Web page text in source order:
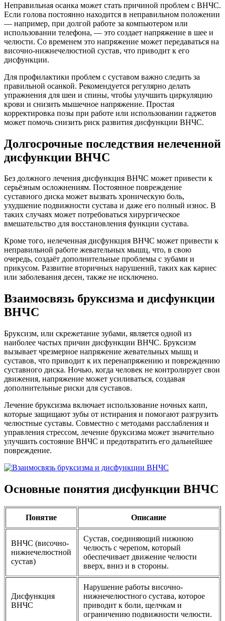
Неправильная осанка может стать причиной проблем с ВНЧС.
Если голова постоянно находится в неправильном положении
— например, при долгой работе за компьютером или
использовании телефона, — это создает напряжение в шее и
челюсти. Со временем это напряжение может передаваться на
височно-нижнечелюстной сустав, что приводит к его
дисфункции.
Для профилактики проблем с суставом важно следить за
правильной осанкой. Рекомендуется регулярно делать
упражнения для шеи и спины, чтобы улучшить циркуляцию
крови и снизить мышечное напряжение. Простая
корректировка позы при работе или использовании гаджетов
может помочь снизить риск развития дисфункции ВНЧС.
Долгосрочные последствия нелеченной
дисфункции ВНЧС
Без должного лечения дисфункция ВНЧС может привести к
серьёзным осложнениям. Постоянное повреждение
суставного диска может вызвать хроническую боль,
ухудшение подвижности сустава и даже его полный износ. В
таких случаях может потребоваться хирургическое
вмешательство для восстановления функции сустава.
Кроме того, нелеченная дисфункция ВНЧС может привести к
неправильной работе жевательных мышц, что, в свою
очередь, создаёт дополнительные проблемы с зубами и
прикусом. Развитие вторичных нарушений, таких как кариес
или заболевания десен, также не исключено.
Взаимосвязь бруксизма и дисфункции
ВНЧС
Бруксизм, или скрежетание зубами, является одной из
наиболее частых причин дисфункции ВНЧС. Бруксизм
вызывает чрезмерное напряжение жевательных мышц и
суставов, что приводит к их перенапряжению и повреждению
суставного диска. Ночью, когда человек не контролирует свои
движения, напряжение может усиливаться, создавая
дополнительные риски для суставов.
Лечение бруксизма включает использование ночных капп,
которые защищают зубы от истирания и помогают разгрузить
челюстные суставы. Совместно с методами расслабления и
управления стрессом, лечение бруксизма может значительно
улучшить состояние ВНЧС и предотвратить его дальнейшее
повреждение.
Основные понятия дисфункции ВНЧС
Понятие Описание
ВНЧС (височно-
нижнечелюстной
сустав)
Сустав, соединяющий нижнюю
челюсть с черепом, который
обеспечивает движение челюсти
вверх, вниз и в стороны.
Дисфункция
ВНЧС
Нарушение работы височно-
нижнечелюстного сустава, которое
приводит к боли, щелчкам и
ограничению подвижности челюсти.